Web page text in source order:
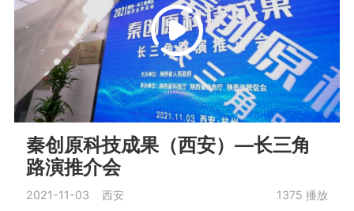
秦创原科技成果（西安）—长三角
路演推介会
2021-11-03 西安 1375 播放